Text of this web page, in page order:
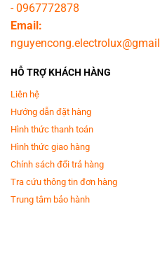
-0967772878
Email:
HỖ TRỢ KHÁCH HÀNG
Liên hệ
Hướng dẫn đặt hàng
Hình thức thanh toán
Hình thức giao hàng
Chính sách đổi trả hàng
Tra cứu thông tin đơn hàng
Trung tâm bảo hành